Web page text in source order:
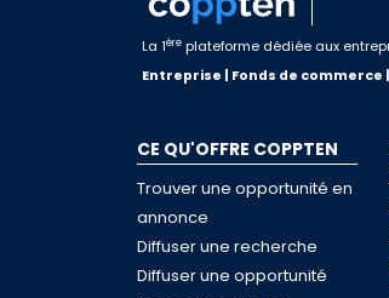
La 1ère plateforme dédiée aux
Entreprise | Fonds de
CE QU'OFFRE COPPTEN
Trouver une opportunité en
annonce
Diffuser une recherche
Diffuser une opportunité